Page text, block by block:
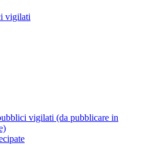
vigilati
vigilati (da pubblicare in